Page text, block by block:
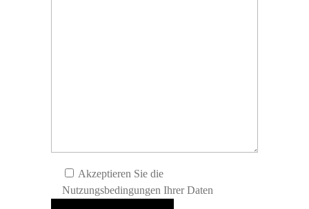
Akzeptieren Sie die
Nutzungsbedingungen Ihrer Daten